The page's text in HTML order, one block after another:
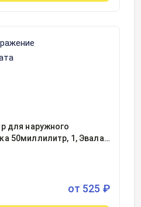
для наружного
50миллилитр, 1, Эвалар
от 525 ₽